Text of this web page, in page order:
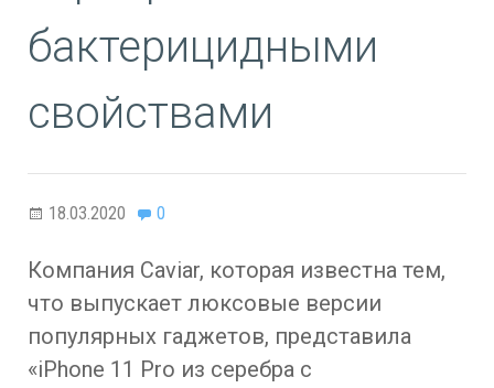
бактерицидными
свойствами
18.03.2020 0
Компания Caviar, которая известна тем,
что выпускает люксовые версии
популярных гаджетов, представила
«iPhone 11 Pro из серебра с